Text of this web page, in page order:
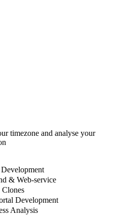
timezone and analyse your
& Web-service
Development
Analysis